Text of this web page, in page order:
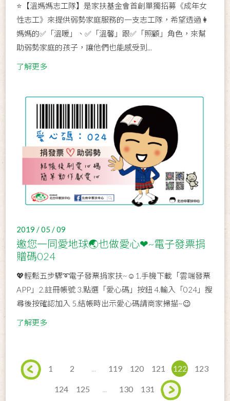
⭐【溫媽媽志工隊】是家扶基金會首創單獨招募《成年女
性志工》來提供弱勢家庭服務的一支志工隊，希望透過👩
媽媽的✅「溫暖」、✅「溫馨」跟✅「照顧」角色，來幫
助弱勢家庭的孩子，讓他們也能感受到...
了解更多
2019 / 05 / 09
邀您一同愛地球🌏也做愛心❤~電子發票捐
贈碼024
💖輕鬆五步驟➰電子發票捐家扶~☺1.手機下載「雲端發票
APP」2.註冊帳號 3.點選「愛心碼」按鈕 4.輸入「024」搜
尋後按確認加入 5.結帳時出示愛心碼請商家掃描~😉
了解更多
1 2 119 120 121 122 123
124 125 130 131